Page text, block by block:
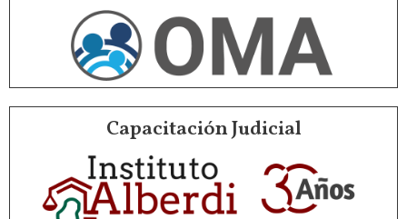
Capacitación Judicial